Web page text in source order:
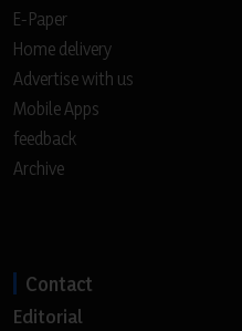
E-Paper
Home delivery
Advertise with us
Mobile Apps
feedback
Archive
Contact
Editorial